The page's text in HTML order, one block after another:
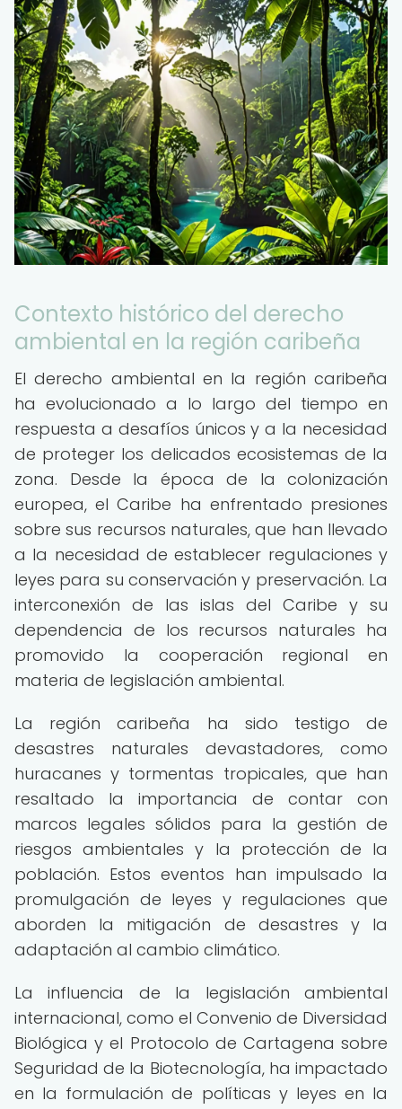
Contexto histórico del derecho
ambiental en la región caribeña
El derecho ambiental en la región caribeña
ha evolucionado a lo largo del tiempo en
respuesta a desafíos únicos y a la necesidad
de proteger los delicados ecosistemas de la
zona. Desde la época de la colonización
europea, el Caribe ha enfrentado presiones
sobre sus recursos naturales, que han llevado
a la necesidad de establecer regulaciones y
leyes para su conservación y preservación. La
interconexión de las islas del Caribe y su
dependencia de los recursos naturales ha
promovido la cooperación regional en
materia de legislación ambiental.
La región caribeña ha sido testigo de
desastres naturales devastadores, como
huracanes y tormentas tropicales, que han
resaltado la importancia de contar con
marcos legales sólidos para la gestión de
riesgos ambientales y la protección de la
población. Estos eventos han impulsado la
promulgación de leyes y regulaciones que
aborden la mitigación de desastres y la
adaptación al cambio climático.
La influencia de la legislación ambiental
internacional, como el Convenio de Diversidad
Biológica y el Protocolo de Cartagena sobre
Seguridad de la Biotecnología, ha impactado
en la formulación de políticas y leyes en la